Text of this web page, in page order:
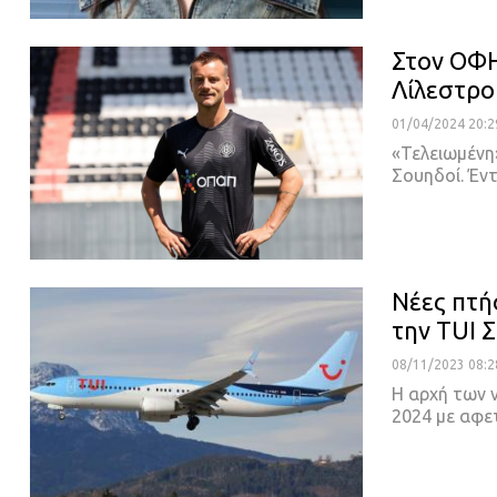
Στον
01/04/2024
Σουηδοί.
Νέες
την TUI
08/11/2023
Η αρχή των
2024 με